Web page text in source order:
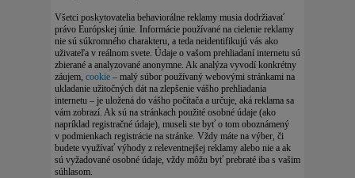
Všetci poskytovatelia behaviorálne reklamy musia dodržiavať
právo Európskej únie. Informácie používané na cielenie reklamy
nie sú súkromného charakteru, a teda neidentifikujú vás ako
uživateľa v reálnom svete. Údaje o vašom prehliadaní internetu sú
zbierané a analyzované anonymne. Ak analýza vyvodí konkrétny
záujem, cookie – malý súbor používaný webovými stránkami na
ukladanie užitočných dát na zlepšenie vášho prehliadania
internetu – je uložená do vášho počítača a určuje, aká reklama sa
vám zobrazí. Ak sú na stránkach použité osobné údaje (ako
napríklad registračné údaje), museli ste byť o tom oboznámený
v podmienkach registrácie na stránke. Vždy máte na výber, či
budete využívať výhody z releventnejšej reklamy alebo nie a ak
sú vyžadované osobné údaje, vždy môžu byť prebraté iba s vašim
súhlasom.